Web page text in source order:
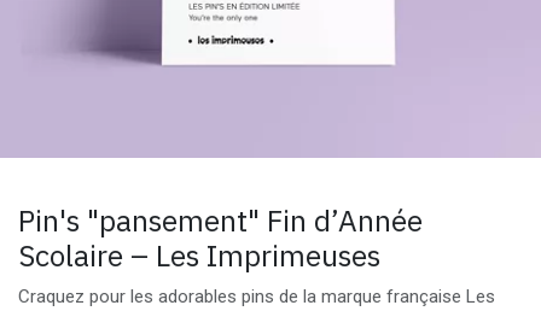
Pin's "pansement" Fin d’Année
Scolaire – Les Imprimeuses
Craquez pour les adorables pins de la marque française Les